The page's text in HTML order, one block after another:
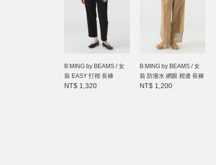
B:MING by BEAMS / 女
裝 EASY 打褶 長褲
NT$ 1,320
B:MING by BEAMS / 女
裝 防潑水 網眼 褶邊 長褲
NT$ 1,200